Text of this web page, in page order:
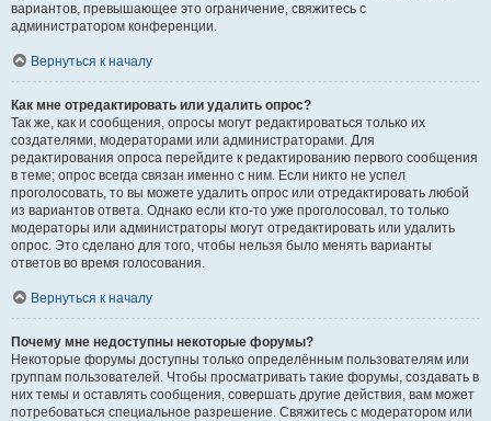
вариантов, превышающее это ограничение, свяжитесь с
администратором конференции.
Вернуться к началу
Как мне отредактировать или удалить опрос?
Так же, как и сообщения, опросы могут редактироваться только их
создателями, модераторами или администраторами. Для
редактирования опроса перейдите к редактированию первого сообщения
в теме; опрос всегда связан именно с ним. Если никто не успел
проголосовать, то вы можете удалить опрос или отредактировать любой
из вариантов ответа. Однако если кто-то уже проголосовал, то только
модераторы или администраторы могут отредактировать или удалить
опрос. Это сделано для того, чтобы нельзя было менять варианты
ответов во время голосования.
Вернуться к началу
Почему мне недоступны некоторые форумы?
Некоторые форумы доступны только определённым пользователям или
группам пользователей. Чтобы просматривать такие форумы, создавать в
них темы и оставлять сообщения, совершать другие действия, вам может
потребоваться специальное разрешение. Свяжитесь с модератором или